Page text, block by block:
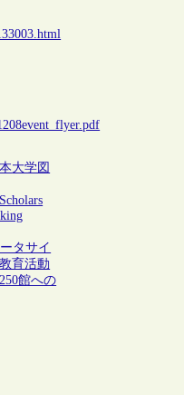
大学図
タサイ
育活動
館への